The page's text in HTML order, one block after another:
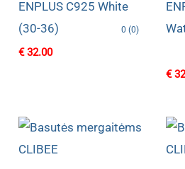
ENPLUS C925 White
(30-36)
0 (0)
€32.00
€